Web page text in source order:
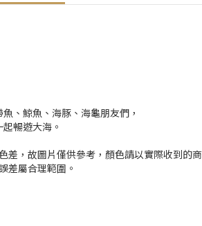
、鯨魚、海豚、海龜朋友們，
暢遊大海。
差，故圖片僅供參考，顏色請以實際收到的
差屬合理範圍。